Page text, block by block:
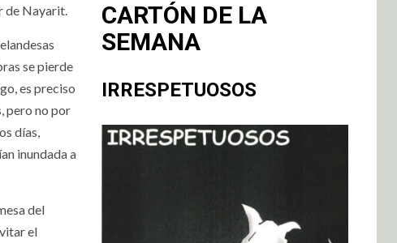
de Nayarit.
se pierde
es preciso
pero no por
días,
inundada a
del
el
CARTÓN DE LA
SEMANA
IRRESPETUOSOS